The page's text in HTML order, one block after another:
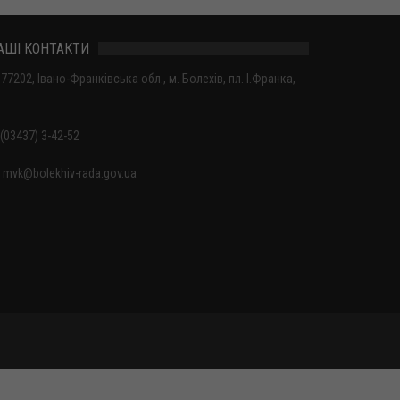
КОНТАКТИ
77202, Івано-Франківська обл., м. Болехів, пл. І.Франка,
(03437) 3-42-52
mvk@bolekhiv-rada.gov.ua